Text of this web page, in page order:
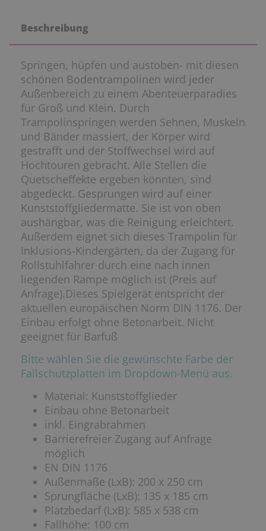
Beschreibung
Springen, hüpfen und austoben- mit diesen
schönen Bodentrampolinen wird jeder
Außenbereich zu einem Abenteuerparadies
für Groß und Klein. Durch
Trampolinspringen werden Sehnen, Muskeln
und Bänder massiert, der Körper wird
gestrafft und der Stoffwechsel wird auf
Hochtouren gebracht. Alle Stellen die
Quetscheffekte ergeben könnten, sind
abgedeckt. Gesprungen wird auf einer
Kunststoffgliedermatte. Sie ist von oben
aushängbar, was die Reinigung erleichtert.
Außerdem eignet sich dieses Trampolin für
Inklusions-Kindergärten, da der Zugang für
Rollstuhlfahrer durch eine nach innen
liegenden Rampe möglich ist (Preis auf
Anfrage).Dieses Spielgerät entspricht der
aktuellen europäischen Norm DIN 1176. Der
Einbau erfolgt ohne Betonarbeit. Nicht
geeignet für Barfuß
Bitte wählen Sie die gewünschte Farbe der
Fallschutzplatten im Dropdown-Menü aus.
Material: Kunststoffglieder
Einbau ohne Betonarbeit
inkl. Eingrabrahmen
Barrierefreier Zugang auf Anfrage
möglich
EN DIN 1176
Außenmaße (LxB): 200 x 250 cm
Sprungfläche (LxB): 135 x 185 cm
Platzbedarf (LxB): 585 x 538 cm
Fallhöhe: 100 cm